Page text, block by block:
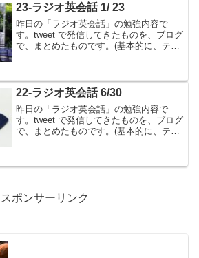
23-ラジオ英会話 1/ 23
昨日の「ラジオ英会話」の勉強内容で
す。tweet で発信してきたものを、ブログ
で、まとめたものです。(基本的に、テキ
続詞のイメージ👉1月は、限定詞・名詞
関連・接続詞の...
22-ラジオ英会話 6/30
昨日の「ラジオ英会話」の勉強内容で
す。tweet で発信してきたものを、ブログ
で、まとめたものです。(基本的に、テキ
スポンサーリンク